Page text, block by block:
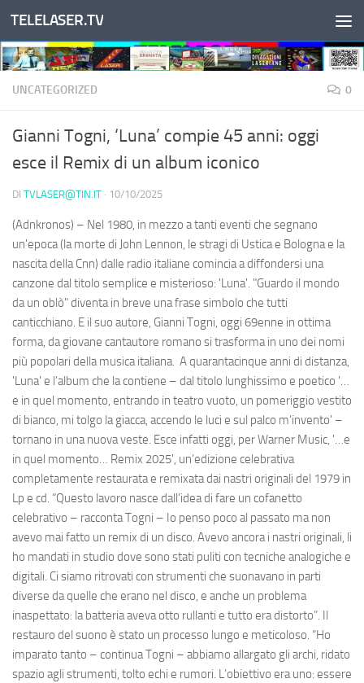
Salta al contenuto
TELELASER.TV
UNCATEGORIZED 0
Gianni Togni, ‘Luna’ compie 45 anni: oggi
esce il Remix di un album iconico
DI TVLASER@TIN.IT · 10/10/2025
(Adnkronos) – Nel 1980, in mezzo a tanti eventi che segnano
un'epoca (la morte di John Lennon, le stragi di Ustica e Bologna e la
nascita della Cnn) dalle radio italiane comincia a diffondersi una
canzone dal titolo semplice e misterioso: 'Luna'. "Guardo il mondo
da un oblò" diventa in breve una frase simbolo che tutti
canticchiano. E il suo autore, Gianni Togni, oggi 69enne in ottima
forma, da giovane cantautore romano si trasforma in uno dei nomi
più popolari della musica italiana. A quarantacinque anni di distanza,
'Luna' e l’album che la contiene – dal titolo lunghissimo e poetico '…
e in quel momento, entrando in teatro vuoto, un pomeriggio vestito
di bianco, mi tolgo la giacca, accendo le luci e sul palco m’invento' –
tornano in una nuova veste. Esce infatti oggi, per Warner Music, '…e
in quel momento… Remix 2025', un’edizione celebrativa
completamente restaurata e remixata dai nastri originali del 1979 in
Lp e cd. “Questo lavoro nasce dall’idea di fare un cofanetto
celebrativo – racconta Togni – Io penso poco al passato ma non
avevo mai fatto un remix di un disco. Avevo ancora i nastri originali, li
ho mandati in studio dove sono stati puliti con tecniche analogiche e
digitali. Ci siamo ritrovati con strumenti che suonavano in parti
diverse da quelle che erano nel disco, e anche un problema
inaspettato: la batteria aveva otto rullanti e tutto era distorto”. Il
restauro del suono è stato un processo lungo e meticoloso. “Ho
imparato tanto – continua Togni – abbiamo allargato gli archi, ridato
spazio agli strumenti, tolto echi e rumori. L’obiettivo era uno: essere